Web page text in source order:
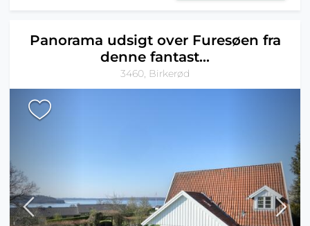
Panorama udsigt over Furesøen fra
denne fantast...
3460, Birkerød